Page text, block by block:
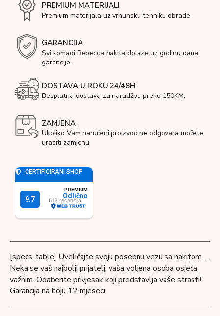
PREMIUM MATERIJALI
Premium materijala uz vrhunsku tehniku obrade.
GARANCIJA
Svi komadi Rebecca nakita dolaze uz godinu dana
garancije.
DOSTAVA U ROKU 24/48H
Besplatna dostava za narudžbe preko 150KM.
ZAMJENA
Ukoliko Vam naručeni proizvod ne odgovara možete
uraditi zamjenu.
[specs-table] Uveličajte svoju posebnu vezu sa nakitom …
Neka se vaš najbolji prijatelj, vaša voljena osoba osjeća
važnim. Odaberite privjesak koji predstavlja vaše strasti!
Garancija na boju 12 mjeseci.